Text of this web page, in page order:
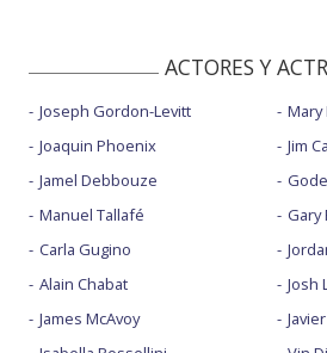
ACTORES Y
Joseph Gordon-Levitt
Joaquin Phoenix
Jamel Debbouze
Manuel Tallafé
Carla Gugino
Alain Chabat
James McAvoy
Mary
Jim
Gary
Josh